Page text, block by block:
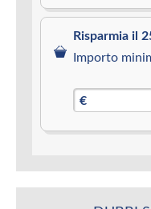
Risparmia il
Importo
€